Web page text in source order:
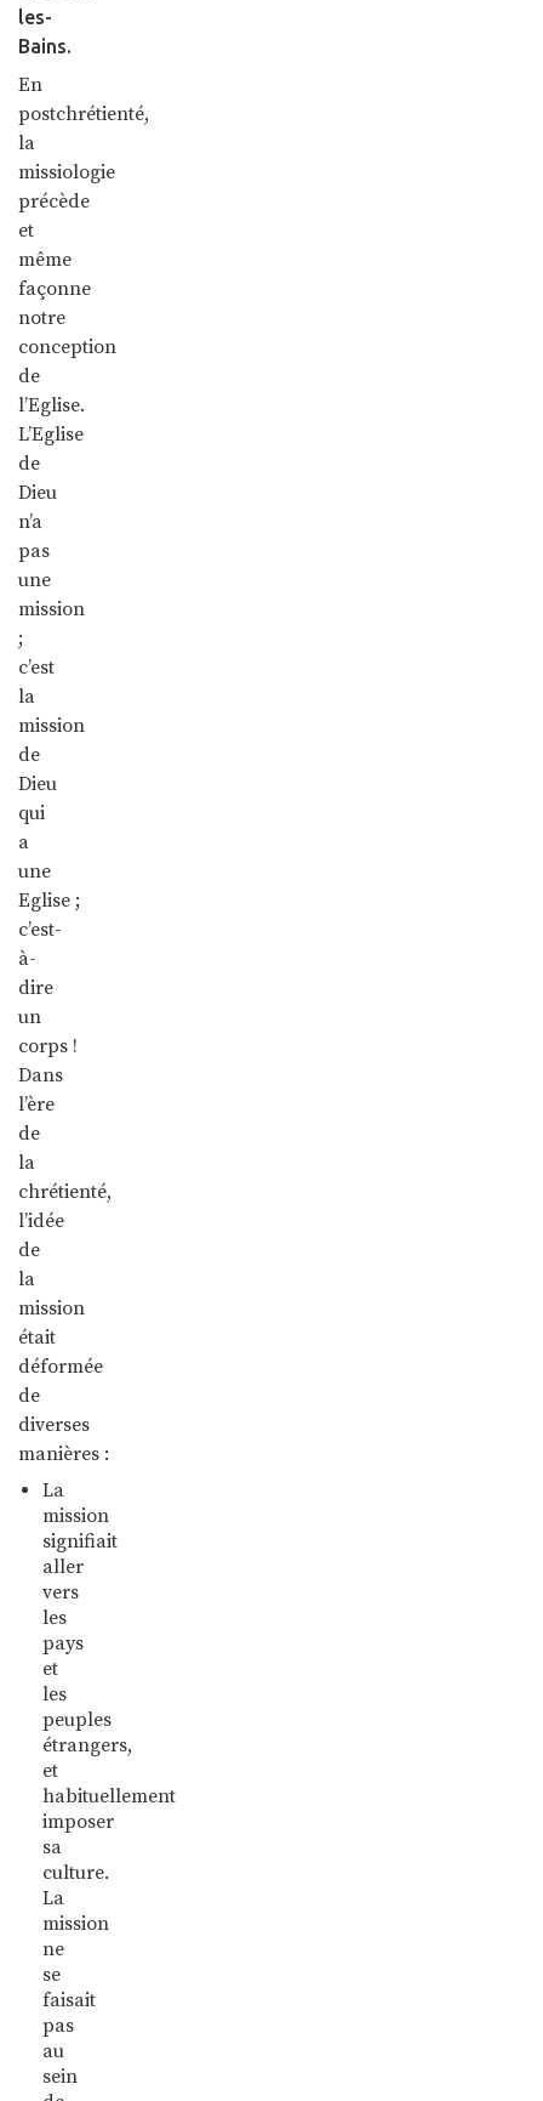
les-
Bains.
En
postchrétienté,
la
missiologie
précède
et
même
façonne
notre
conception
de
l’Eglise.
L’Eglise
de
Dieu
n’a
pas
une
mission
;
c’est
la
mission
de
Dieu
qui
a
une
Eglise ;
c’est-
à-
dire
un
corps !
Dans
l’ère
de
la
chrétienté,
l’idée
de
la
mission
était
déformée
de
diverses
manières :
La
mission
signifiait
aller
vers
les
pays
et
les
peuples
étrangers,
et
habituellement
imposer
sa
culture.
La
mission
ne
se
faisait
pas
au
sein